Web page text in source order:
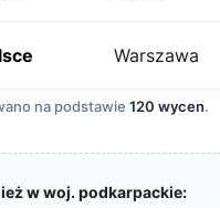
Warszawa
na podstawie 120 wycen.
w woj. podkarpackie: